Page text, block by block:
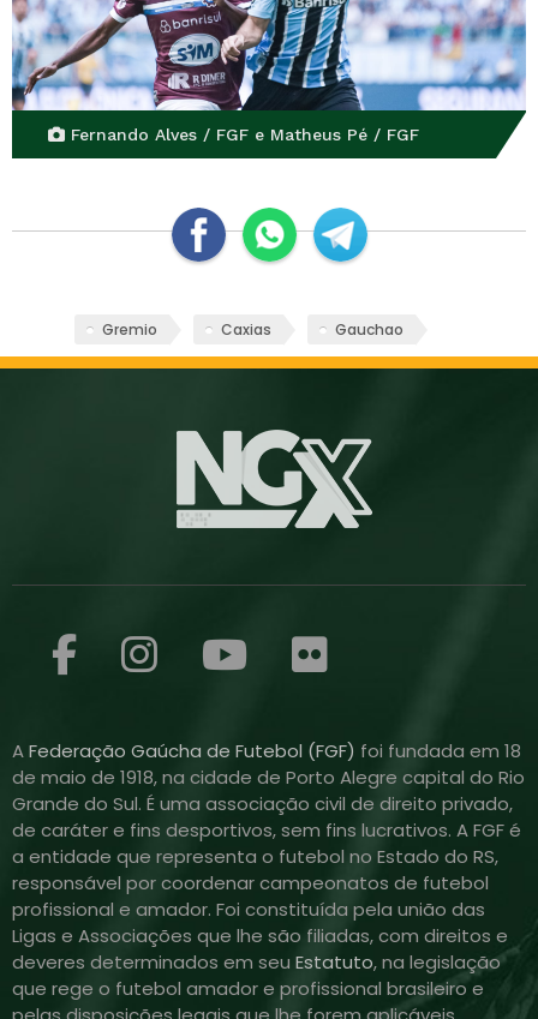
Fernando Alves / FGF e Matheus Pé / FGF
Gremio Caxias Gauchao
AFederação Gaúcha de Futebol (FGF) foi fundada em 18
de maio de 1918, na cidade de Porto Alegre capital do Rio
Grande do Sul. É uma associação civil de direito privado,
de caráter e fins desportivos, sem fins lucrativos. A FGF é
a entidade que representa o futebol no Estado do RS,
responsável por coordenar campeonatos de futebol
profissional e amador. Foi constituída pela união das
Ligas e Associações que lhe são filiadas, com direitos e
deveres determinados em seu Estatuto, na legislação
que rege o futebol amador e profissional brasileiro e